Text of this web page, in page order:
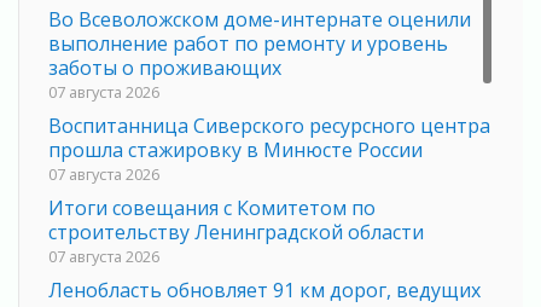
Во Всеволожском доме-интернате оценили
выполнение работ по ремонту и уровень
заботы о проживающих
07 августа 2026
Воспитанница Сиверского ресурсного центра
прошла стажировку в Минюсте России
07 августа 2026
Итоги совещания с Комитетом по
строительству Ленинградской области
07 августа 2026
Ленобласть обновляет 91 км дорог, ведущих